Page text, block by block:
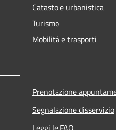
Catasto e urbanistica
Turismo
Mobilità e trasporti
Prenotazione
Segnalazione disservizio
Leggi le FAQ